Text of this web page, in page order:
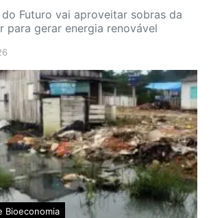
Futuro vai aproveitar sobras da
para gerar energia renovável
Bioeconomia